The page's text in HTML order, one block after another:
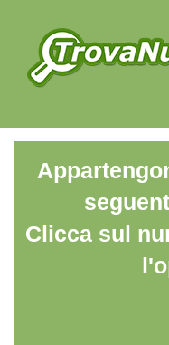
Clicca sul